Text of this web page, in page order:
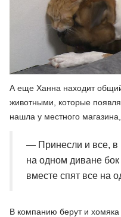
А еще Ханна находит
животными, которые
нашла у местного
— Принесли и все, в
на одном диване бок
вместе спят все на
В компанию берут и